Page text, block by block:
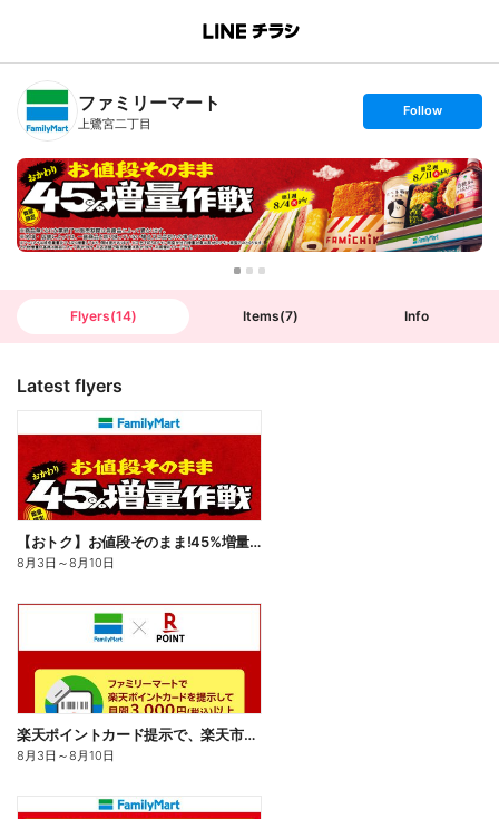
B
n
T
ファミリーマート
上鷺宮二丁目
s
t
o
l
l
o
w
Follow
Flyers(14) Items(7) Info
Latest flyers
【おトク】お値段そのまま!45%増量作戦!
8月3日 ～8月10日
楽天ポイントカード提示で、楽天市場でのお買い物がおトクに!
8月3日 ～8月10日